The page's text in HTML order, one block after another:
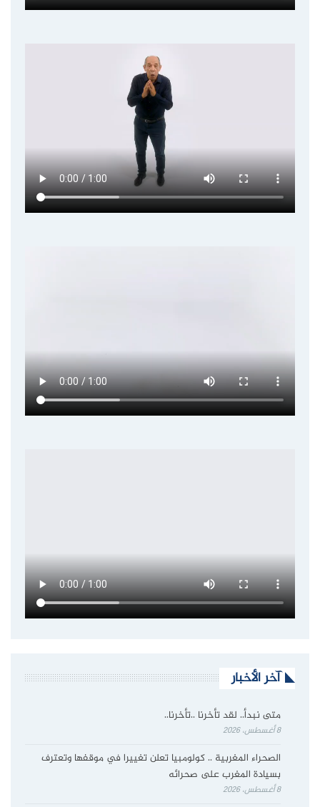
آخر الأخبار
متى نبدأ.. لقد تأخرنا ..تأخرنا..
8 أغسطس، 2026
الصحراء المغربية .. كولومبيا تعلن تغييرا في موقفها وتعترف
بسيادة المغرب على صحرائه
8 أغسطس، 2026